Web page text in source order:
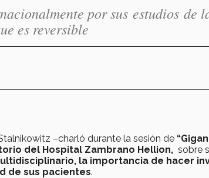
por sus estudios de
es reversible
–charló durante la sesión de
del Hospital Zambrano Hellion, sobre
la importancia de hacer
de sus pacientes.